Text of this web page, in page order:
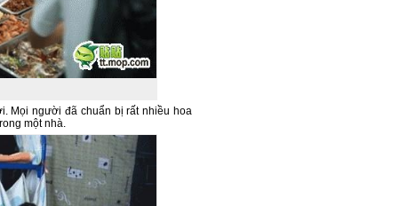
Mọi người đã chuẩn bị rất nhiều hoa
một nhà.